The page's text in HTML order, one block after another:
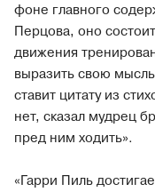
фоне главного
Перцова, оно
движения
выразить свою
ставит цитату из
нет, сказал мудрец
пред ним ходить».
«Гарри Пиль